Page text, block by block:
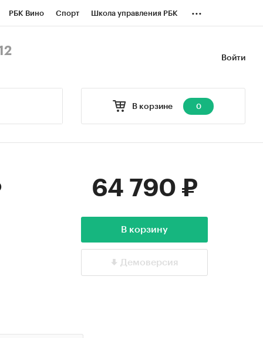
РБК Вино Спорт Школа управления РБК ...
Войти
В корзине 0
64 790 ₽
В корзину
Демоверсия